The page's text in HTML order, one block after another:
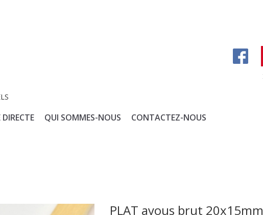
QUI SOMMES-NOUS CONTACTEZ-NOUS
PLAT ayous brut 20x15mm